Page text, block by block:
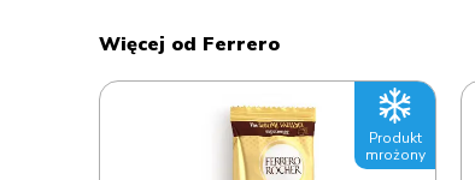
Więcej od Ferrero
Produkt
mrożony